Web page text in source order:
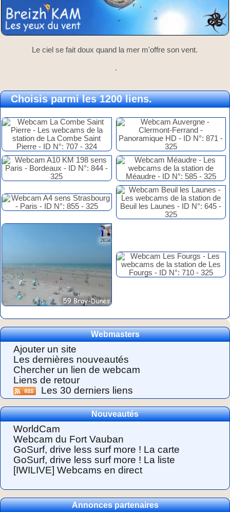
Le ciel se fait doux quand la mer m'offre son vent.
.
Choisis parmi les 1200 liens.
Webmasters
Ajouter un site
Les dernières nouveautés
Chercher un lien de webcam
Liens de retour
Les 30 derniers liens
Nouveautés
WorldCam
Webcam du Fort Vauban
GoSurf, drive less surf more ! La carte
GoSurf, drive less surf more ! La liste
[IWILIVE] Webcams en direct
Annonces partenaires